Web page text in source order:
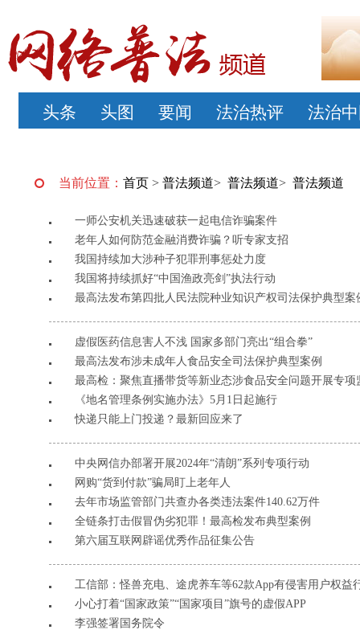
头条 头图 要闻 法治热评 法治
当前位置： 首页> 普法频道> 普法频道> 普法频道
一师公安机关迅速破获一起电信诈骗案件
老年人如何防范金融消费诈骗？听专家支招
我国持续加大涉种子犯罪刑事惩处力度
我国将持续抓好“中国渔政亮剑”执法行动
最高法发布第四批人民法院种业知识产权司法保护典型案
虚假医药信息害人不浅 国家多部门亮出“组合拳”
最高法发布涉未成年人食品安全司法保护典型案例
最高检：聚焦直播带货等新业态涉食品安全问题开展专项
《地名管理条例实施办法》5月1日起施行
快递只能上门投递？最新回应来了
中央网信办部署开展2024年“清朗”系列专项行动
网购“货到付款”骗局盯上老年人
去年市场监管部门共查办各类违法案件140.62万件
全链条打击假冒伪劣犯罪！最高检发布典型案例
第六届互联网辟谣优秀作品征集公告
工信部：怪兽充电、途虎养车等62款App有侵害用户权益
小心打着“国家政策”“国家项目”旗号的虚假APP
李强签署国务院令